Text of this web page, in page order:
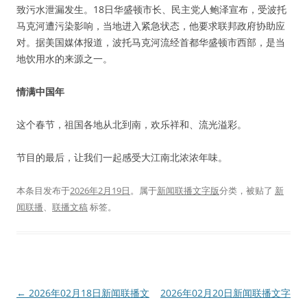
致污水泄漏发生。18日华盛顿市长、民主党人鲍泽宣布，受波托
马克河遭污染影响，当地进入紧急状态，他要求联邦政府协助应
对。据美国媒体报道，波托马克河流经首都华盛顿市西部，是当
地饮用水的来源之一。
情满中国年
这个春节，祖国各地从北到南，欢乐祥和、流光溢彩。
节目的最后，让我们一起感受大江南北浓浓年味。
本条目发布于2026年2月19日。属于新闻联播文字版分类，被贴了 新
闻联播、 联播文稿标签。
文
← 2026年02月18日新闻联播文
2026年02月20日新闻联播文字